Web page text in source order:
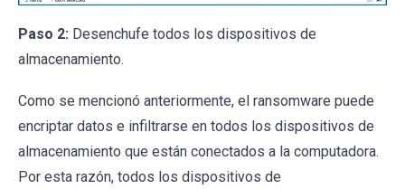
Paso 2: Desenchufe todos los dispositivos de
almacenamiento.
Como se mencionó anteriormente, el ransomware puede
encriptar datos e infiltrarse en todos los dispositivos de
almacenamiento que están conectados a la computadora.
Por esta razón, todos los dispositivos de